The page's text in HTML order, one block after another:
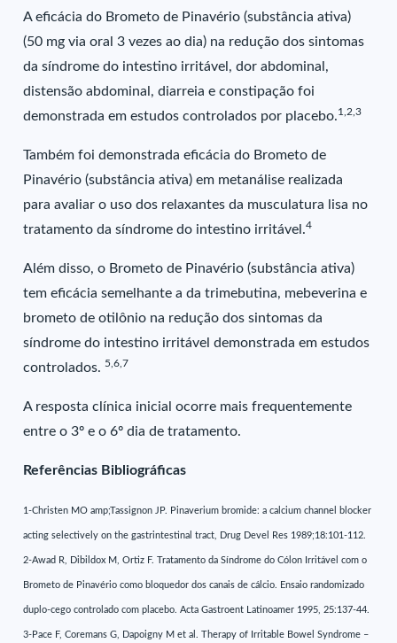
A eficácia do Brometo de Pinavério (substância ativa)
(50 mg via oral 3 vezes ao dia) na redução dos sintomas
da síndrome do intestino irritável, dor abdominal,
distensão abdominal, diarreia e constipação foi
demonstrada em estudos controlados por placebo.1,2,3
Também foi demonstrada eficácia do Brometo de
Pinavério (substância ativa) em metanálise realizada
para avaliar o uso dos relaxantes da musculatura lisa no
tratamento da síndrome do intestino irritável.4
Além disso, o Brometo de Pinavério (substância ativa)
tem eficácia semelhante a da trimebutina, mebeverina e
brometo de otilônio na redução dos sintomas da
síndrome do intestino irritável demonstrada em estudos
controlados. 5,6,7
A resposta clínica inicial ocorre mais frequentemente
entre o 3º e o 6º dia de tratamento.
Referências Bibliográficas
1-Christen MO amp;Tassignon JP. Pinaverium bromide: a calcium channel blocker
acting selectively on the gastrintestinal tract, Drug Devel Res 1989;18:101-112.
2-Awad R, Dibildox M, Ortiz F. Tratamento da Síndrome do Cólon Irritável com o
Brometo de Pinavério como bloquedor dos canais de cálcio. Ensaio randomizado
duplo-cego controlado com placebo. Acta Gastroent Latinoamer 1995, 25:137-44.
3-Pace F, Coremans G, Dapoigny M et al. Therapy of Irritable Bowel Syndrome –